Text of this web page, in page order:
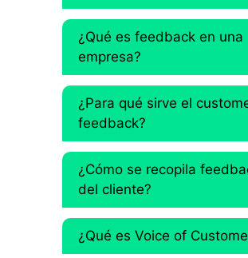
¿Qué es feedback en una
empresa?
¿Para qué sirve el
feedback?
¿Cómo se recopila
del cliente?
¿Qué es Voice of